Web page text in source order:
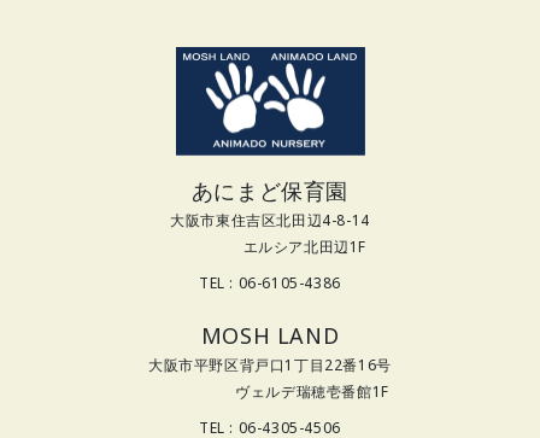
あにまど保育園
大阪市東住吉区北田辺4-8-14
エルシア北田辺1F
TEL : 06-6105-4386
MOSH LAND
大阪市平野区背戸口1丁目22番16号
ヴェルデ瑞穂壱番館1F
TEL : 06-4305-4506